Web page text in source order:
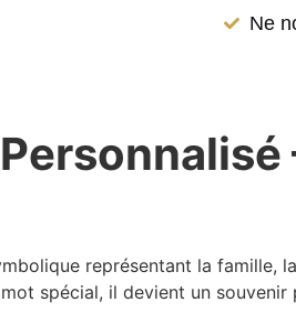
Ne
représentant la famille,
spécial, il devient un